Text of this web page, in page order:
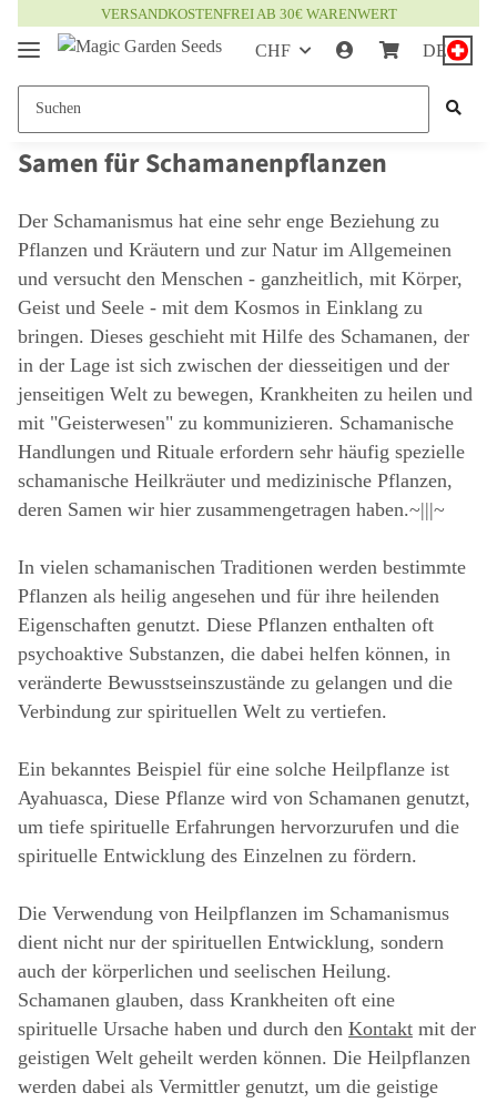
VERSANDKOSTENFREI AB 30€ WARENWERT
CHF DE
Samen für Schamanenpflanzen
Der Schamanismus hat eine sehr enge Beziehung zu
Pflanzen und Kräutern und zur Natur im Allgemeinen
und versucht den Menschen - ganzheitlich, mit Körper,
Geist und Seele - mit dem Kosmos in Einklang zu
bringen. Dieses geschieht mit Hilfe des Schamanen, der
in der Lage ist sich zwischen der diesseitigen und der
jenseitigen Welt zu bewegen, Krankheiten zu heilen und
mit "Geisterwesen" zu kommunizieren. Schamanische
Handlungen und Rituale erfordern sehr häufig spezielle
schamanische Heilkräuter und medizinische Pflanzen,
deren Samen wir hier zusammengetragen haben.~|||~
In vielen schamanischen Traditionen werden bestimmte
Pflanzen als heilig angesehen und für ihre heilenden
Eigenschaften genutzt. Diese Pflanzen enthalten oft
psychoaktive Substanzen, die dabei helfen können, in
veränderte Bewusstseinszustände zu gelangen und die
Verbindung zur spirituellen Welt zu vertiefen.
Ein bekanntes Beispiel für eine solche Heilpflanze ist
Ayahuasca, Diese Pflanze wird von Schamanen genutzt,
um tiefe spirituelle Erfahrungen hervorzurufen und die
spirituelle Entwicklung des Einzelnen zu fördern.
Die Verwendung von Heilpflanzen im Schamanismus
dient nicht nur der spirituellen Entwicklung, sondern
auch der körperlichen und seelischen Heilung.
Schamanen glauben, dass Krankheiten oft eine
spirituelle Ursache haben und durch den Kontakt mit der
geistigen Welt geheilt werden können. Die Heilpflanzen
werden dabei als Vermittler genutzt, um die geistige